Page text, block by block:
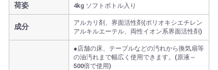
荷姿 4kg ソフトボトル入り
成分
アルカリ剤、界面活性剤(ポリオキシエチレン
アルキルエーテル、両性イオン系界面活性剤)
●店舗の床、テーブルなどの汚れから換気扇等
の油汚れまで幅広く使用できます。(原液～
500倍で使用)